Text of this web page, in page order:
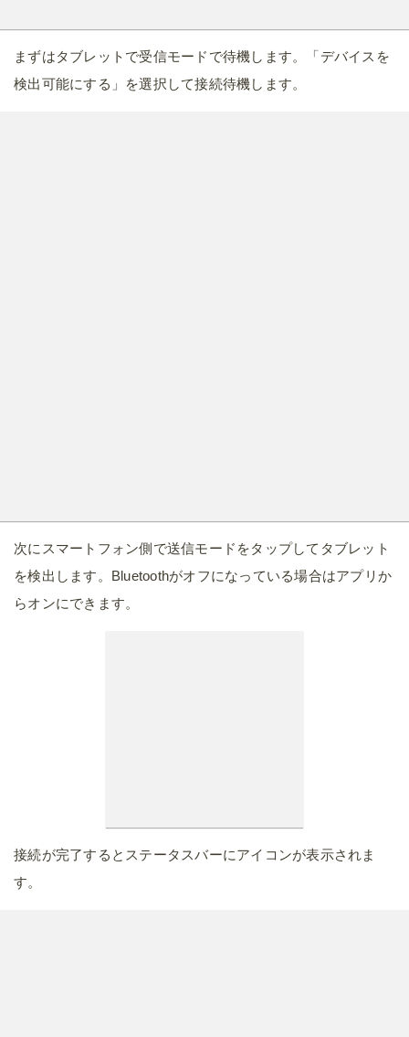
まずはタブレットで受信モードで待機します。「デバイスを
検出可能にする」を選択して接続待機します。
次にスマートフォン側で送信モードをタップしてタブレット
を検出します。Bluetoothがオフになっている場合はアプリか
らオンにできます。
接続が完了するとステータスバーにアイコンが表示されま
す。